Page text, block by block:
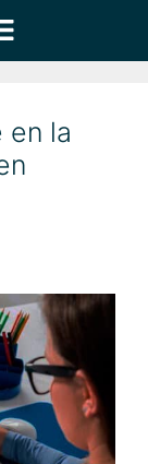
en la